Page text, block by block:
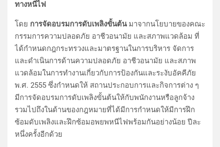
ทางหนีไฟ
โดย การจัดอบรมการดับเพลิงขั้นต้นมาจากนโยบายของคณะ
กรรมการความปลอดภัย อาชีวอนามัย และสภาพแวดล้อม ที่
ได้กำหนดกฎกระทรวงและมาตรฐานในการบริหาร จัดการ
และดำเนินการด้านความปลอดภัย อาชีวอนามัย และสภาพ
แวดล้อมในการทำงานเกี่ยวกับการป้องกันและระงับอัคคีภัย
พ.ศ. 2555 ซึ่งกำหนดให้ สถานประกอบการและกิจการต่าง ๆ
มีการจัดอบรมการดับเพลิงขั้นต้นให้กับพนักงานหรือลูกจ้าง
รวมไปถึงในด้านของกฎหมายที่ได้มีการกำหนดให้มีการฝึก
ซ้อมดับเพลิงและฝึกซ้อมอพยพหนีไฟพร้อมกันอย่างน้อย ปีละ
หนึ่งครั้งอีกด้วย